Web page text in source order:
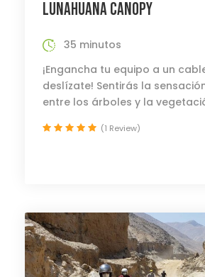
LUNAHUANA CANOPY
35 minutos
¡Engancha tu equipo a un
deslízate! Sentirás la
entre los árboles y la
(1 Review)